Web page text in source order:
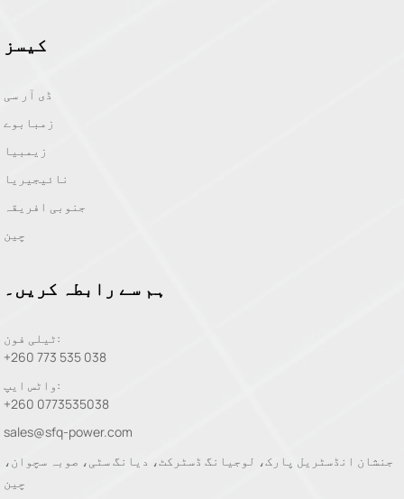
کیسز
ڈی آر سی
زمبابوے
زیمبیا
نائیجیریا
جنوبی افریقہ
چین
ہم سے رابطہ کریں۔
ٹیلی فون:
+260 773 535 038
واٹس ایپ:
+260 0773535038
sales@sfq-power.com
جنشان انڈسٹریل پارک، لوجیانگ ڈسٹرکٹ، دیانگ سٹی، صوبہ سچوان،
چین